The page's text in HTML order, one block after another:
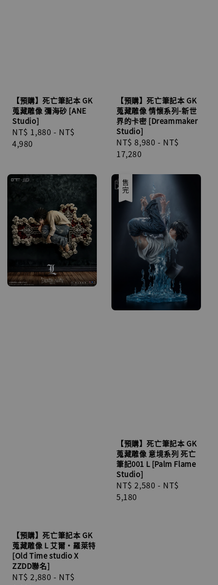
【預購】死亡筆記本 GK
蒐藏雕像 彌海砂 [ANE
Studio]
Regular
price
NT$ 1,880 - NT$
4,980
【預購】死亡筆記本 GK
蒐藏雕像 情懷系列-新世
界的卡密 [Dreammaker
Studio]
Regular
price
NT$ 8,980 - NT$
17,280
【預購】死亡筆記本 GK
蒐藏雕像 L 艾爾·羅萊特
[Old Time studio X
ZZDD聯名]
Regular
NT$ 2,880 - NT$
售完
【預購】死亡筆記本 GK
蒐藏雕像 意境系列 死亡
筆記001 L [Palm Flame
Studio]
Regular
price
NT$ 2,580 - NT$
5,180